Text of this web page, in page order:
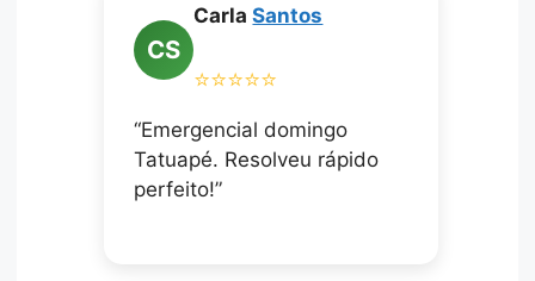
CS
CarlaSantos
⭐⭐⭐⭐⭐
“Emergencial domingo
Tatuapé. Resolveu rápido
perfeito!”